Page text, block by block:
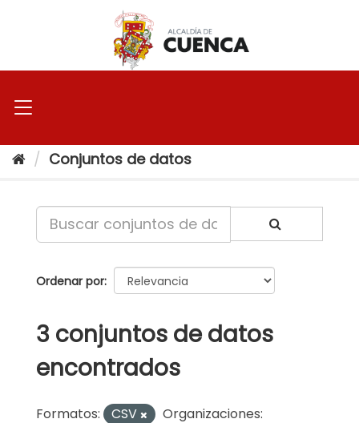
Conjuntos de datos
Ordenar por
3 conjuntos de datos
encontrados
Formatos: CSV
Organizaciones: